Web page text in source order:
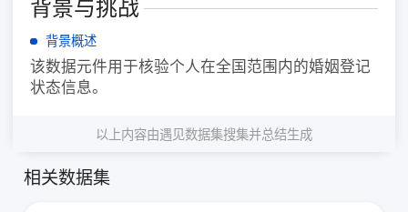
背景与挑战
背景概述
该数据元件用于核验个人在全国范围内的婚姻登记
状态信息。
以上内容由遇见数据集搜集并总结生成
相关数据集